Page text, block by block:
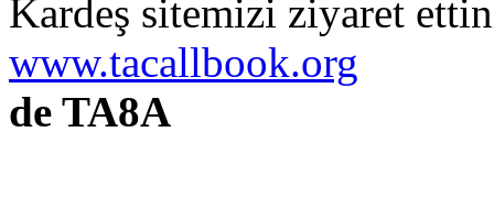
Kardeş sitemizi ziyaret
www.tacallbook.org
de TA8A